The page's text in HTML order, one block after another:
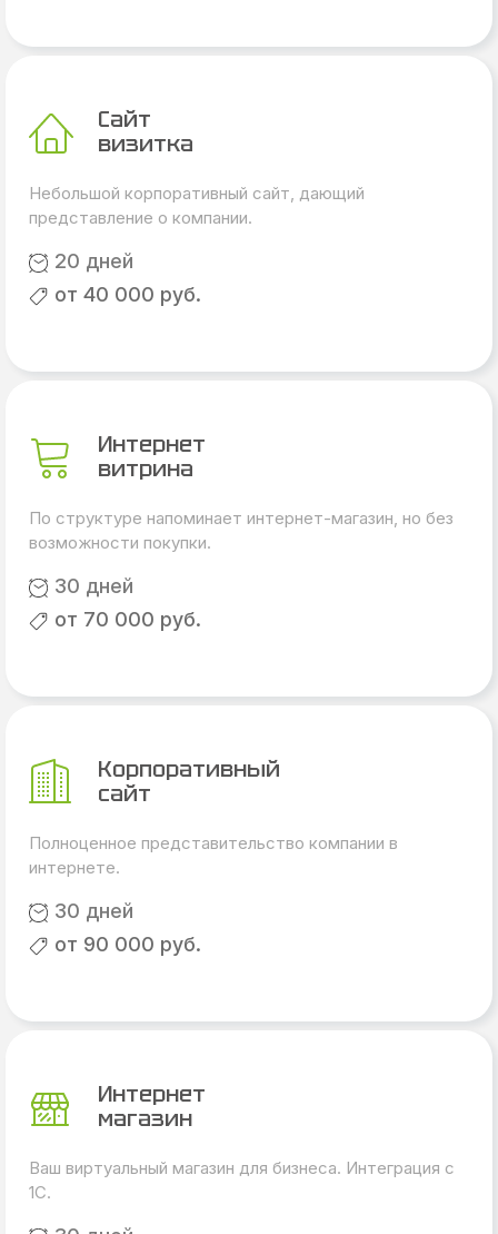
Сайт
визитка
Небольшой корпоративный сайт, дающий
представление о компании.
20 дней
от 40 000 руб.
Интернет
витрина
По структуре напоминает интернет-магазин, но без
возможности покупки.
30 дней
от 70 000 руб.
Корпоративный
сайт
Полноценное представительство компании в
интернете.
30 дней
от 90 000 руб.
Интернет
магазин
Ваш виртуальный магазин для бизнеса. Интеграция с
1С.